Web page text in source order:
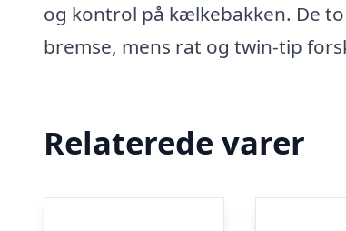
og kontrol på kælkebakken. De
bremse, mens rat og twin-tip
Relaterede varer